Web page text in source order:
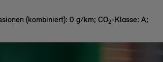
(kombiniert): 0 g/km; CO2-Klasse: A;